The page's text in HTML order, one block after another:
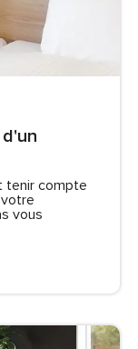
tenir compte
vous